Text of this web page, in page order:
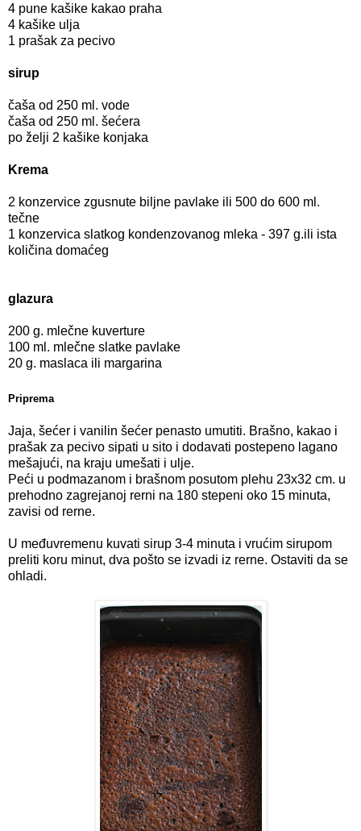
4 pune kašike kakao praha
4 kašike ulja
1 prašak za pecivo
sirup
čaša od 250 ml. vode
čaša od 250 ml. šećera
po želji 2 kašike konjaka
Krema
2 konzervice zgusnute biljne pavlake ili 500 do 600 ml.
tečne
1 konzervica slatkog kondenzovanog mleka - 397 g.ili ista
količina domaćeg
glazura
200 g. mlečne kuverture
100 ml. mlečne slatke pavlake
20 g. maslaca ili margarina
Priprema
Jaja, šećer i vanilin šećer penasto umutiti. Brašno, kakao i
prašak za pecivo sipati u sito i dodavati postepeno lagano
mešajući, na kraju umešati i ulje.
Peći u podmazanom i brašnom posutom plehu 23x32 cm. u
prehodno zagrejanoj rerni na 180 stepeni oko 15 minuta,
zavisi od rerne.
U međuvremenu kuvati sirup 3-4 minuta i vrućim sirupom
preliti koru minut, dva pošto se izvadi iz rerne. Ostaviti da se
ohladi.